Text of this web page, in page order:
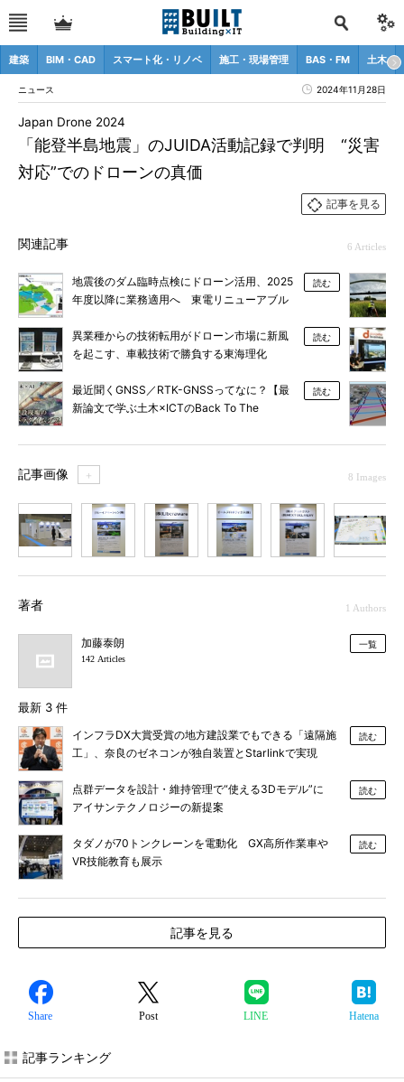
建築 BIM・CAD スマート化・リノベ 施工・現場管理 BAS・FM 土木
ニュース 2024年11月28日
「能登半島地震」のJUIDA活動記録で判明 “災害
対応”でのドローンの真価
Japan Drone 2024
記事を見る
関連記事 6 Articles
地震後のダム臨時点検にドローン活用、2025
年度以降に業務適用へ 東電リニューアブル
読む
異業種からの技術転用がドローン市場に新風
を起こす、車載技術で勝負する東海理化
読む
最近聞くGNSS／RTK-GNSSってなに？【最
新論文で学ぶ土木×ICTのBack To The
読む
記事画像 ＋ 8 Images
著者 1 Authors
加藤泰朗
142 Articles
一覧
最新 3 件
インフラDX大賞受賞の地方建設業でもできる「遠隔施
工」、奈良のゼネコンが独自装置とStarlinkで実現
読む
点群データを設計・維持管理で“使える3Dモデル”に
アイサンテクノロジーの新提案
読む
タダノが70トンクレーンを電動化 GX高所作業車や
VR技能教育も展示
読む
記事を見る
Share Post LINE Hatena
記事ランキング